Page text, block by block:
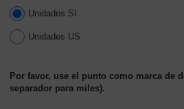
-
Contenido
Recursos
aire
comprimido
Unidades SI
Unidades US
Por favor, use el punto como marca de
separador para miles).